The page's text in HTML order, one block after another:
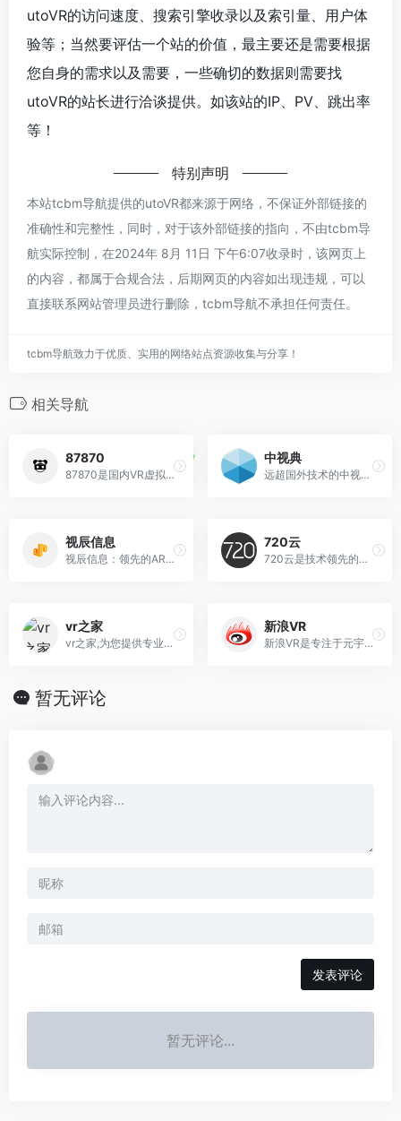
utoVR的访问速度、搜索引擎收录以及索引量、用户体
验等；当然要评估一个站的价值，最主要还是需要根据
您自身的需求以及需要，一些确切的数据则需要找
utoVR的站长进行洽谈提供。如该站的IP、PV、跳出率
等！
特别声明
本站tcbm导航提供的utoVR都来源于网络，不保证外部链接的
准确性和完整性，同时，对于该外部链接的指向，不由tcbm导
航实际控制，在2024年 8月 11日 下午6:07收录时，该网页上
的内容，都属于合规合法，后期网页的内容如出现违规，可以
直接联系网站管理员进行删除，tcbm导航不承担任何责任。
tcbm导航致力于优质、实用的网络站点资源收集与分享！
相关导航
87870
87870是国内VR虚拟现实新闻门户网站,为您提供VR虚拟现实,VR游戏,VR眼镜,VR技术,VR视频,VR软件,VR电影等新闻报道,致力于打造VR用户体验服务
中视典
远超国外技术的中视典虚拟现实软件VRP，虚拟现实软硬件定制，虚拟现实教学系统，虚拟现实展览展示产品，虚拟现实网络三维技术，装饰设计和数字营销系统。
视辰信息
视辰信息：领先的AR基础设施服务平台。视辰信息旗下拥有：视+AR编辑器，视+AR浏览器，EasyAR，视+教育。视辰信息为客户提供多样化的AR增强现实解决方案。
720云
720云是技术领先的3DVR全景软件网站，为创作者和企业提供360度VR全景拍摄、VR全景制作、VR全景地图、VR全景图片、VR全景视频等展示、分发、技术支持、
vr之家
vr之家,为您提供专业的vr眼镜报价、资讯、vr游戏排行榜以及vr视频、图库的综合媒体网站.
新浪VR
新浪VR是专注于元宇宙产业的门户媒体，每天会定时推送XR、数字人、数字藏品、区块链等细分领域资讯，评测，报告等独家内容，为科技爱好者带来最新、最有趣的互联网科技
暂无评论
发表评论
暂无评论...